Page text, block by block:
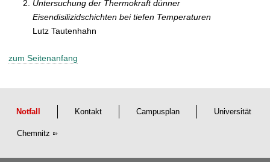
Untersuchung der Thermokraft dünner
Eisendisilizidschichten bei tiefen Temperaturen
Lutz Tautenhahn
zum Seitenanfang
Notfall Kontakt Campusplan Universität
Chemnitz